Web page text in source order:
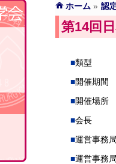
ホーム » 認
第14回
類型
開催期間
開催場所
会長
運営事務局
運営事務